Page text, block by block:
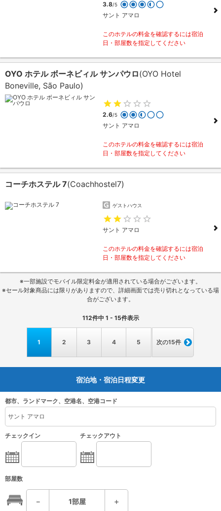
3.8/5
サント アマロ
このホテルの料金を確認するには宿泊
日・部屋数を指定してください
OYO ホテル ボーネビィル サンパウロ(OYO Hotel
Boneville, São Paulo)
2.6/5
サント アマロ
このホテルの料金を確認するには宿泊
日・部屋数を指定してください
コーチホステル 7(Coachhostel7)
ゲストハウス
サント アマロ
このホテルの料金を確認するには宿泊
日・部屋数を指定してください
※一部施設でモバイル限定料金が適用されている場合がございます。
※セール対象商品には限りがありますので、詳細画面では売り切れとなっている場
合がございます。
112件中 1 - 15件表示
1 2 3 4 5 次の15件
宿泊地・宿泊日程変更
都市、ランドマーク、空港名、空港コード
チェックイン チェックアウト
部屋数
－ 1部屋 ＋